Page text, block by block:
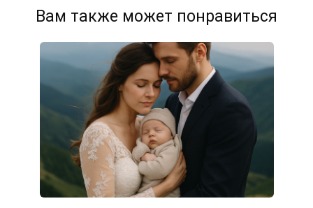
Вам также может понравиться